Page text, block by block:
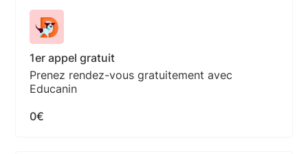
1er appel gratuit
Prenez rendez-vous gratuitement avec
Educanin
0€